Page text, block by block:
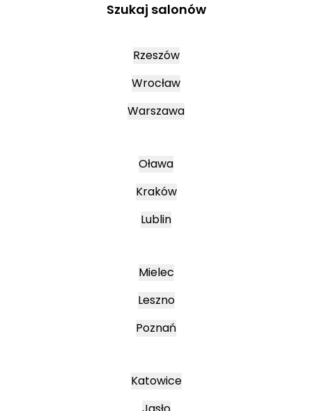
Szukaj salonów
Rzeszów
Wrocław
Warszawa
Oława
Kraków
Lublin
Mielec
Leszno
Poznań
Katowice